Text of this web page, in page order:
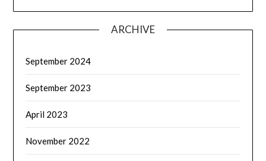
ARCHIVE
September 2024
September 2023
April 2023
November 2022